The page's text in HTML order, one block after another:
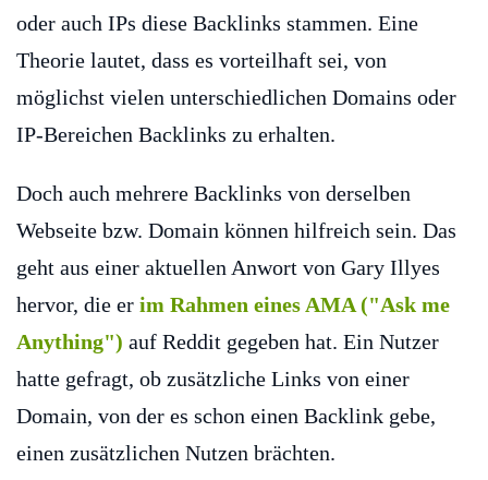
oder auch IPs diese Backlinks stammen. Eine
Theorie lautet, dass es vorteilhaft sei, von
möglichst vielen unterschiedlichen Domains oder
IP-Bereichen Backlinks zu erhalten.
Doch auch mehrere Backlinks von derselben
Webseite bzw. Domain können hilfreich sein. Das
geht aus einer aktuellen Anwort von Gary Illyes
hervor, die er im Rahmen eines AMA ("Ask me
Anything") auf Reddit gegeben hat. Ein Nutzer
hatte gefragt, ob zusätzliche Links von einer
Domain, von der es schon einen Backlink gebe,
einen zusätzlichen Nutzen brächten.